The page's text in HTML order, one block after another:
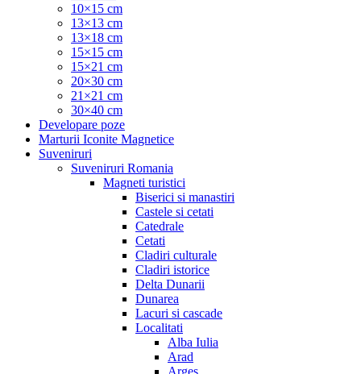
10×15 cm
13×13 cm
13×18 cm
15×15 cm
15×21 cm
20×30 cm
21×21 cm
30×40 cm
Developare poze
Marturii Iconite Magnetice
Suveniruri
Suveniruri Romania
Magneti turistici
Biserici si manastiri
Castele si cetati
Catedrale
Cetati
Cladiri culturale
Cladiri istorice
Delta Dunarii
Dunarea
Lacuri si cascade
Localitati
Alba Iulia
Arad
Arges